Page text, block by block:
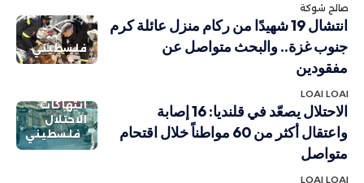
صالح شوكة
فلسطيني
انتشال 19 شهيدًا من ركام منزل عائلة كرم
جنوب غزة.. والبحث متواصل عن
مفقودين
LOAI LOAI
انتهاكات
الاحتلال
فلسطيني
الاحتلال يصعّد في قلنديا: 16 إصابة
واعتقال أكثر من 60 مواطناً خلال اقتحام
متواصل
LOAI LOAI